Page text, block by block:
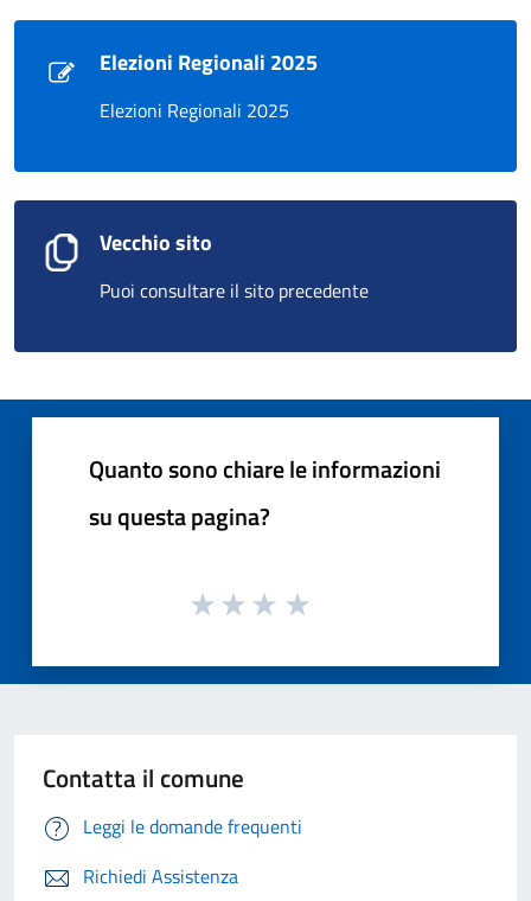
Elezioni Regionali 2025
Elezioni Regionali 2025
Vecchio sito
Puoi consultare il sito precedente
Quanto sono chiare le informazioni
su questa pagina?
Contatta il comune
Leggi le domande frequenti
Richiedi Assistenza